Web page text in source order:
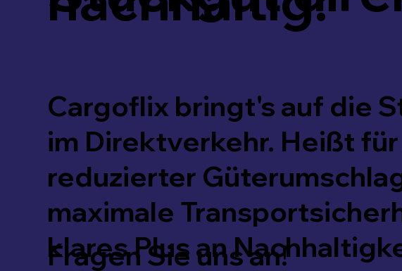
Cargoflix bringt's auf die
im Direktverkehr. Heißt
reduzierter
maximale
klares Plus an
Fragen Sie uns an!